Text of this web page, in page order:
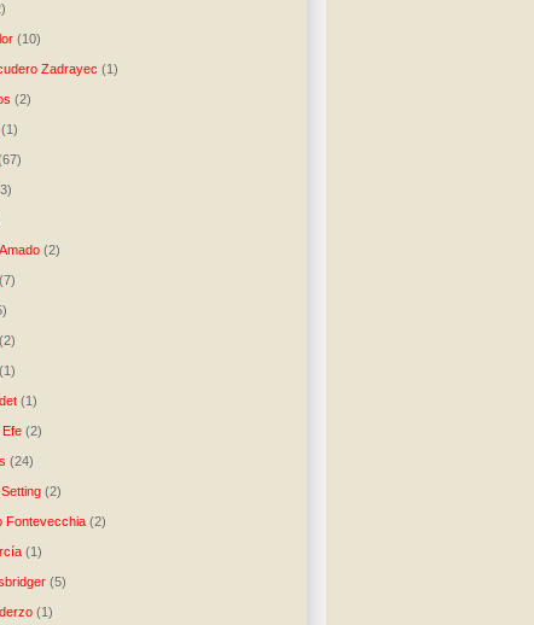
(10)
Zadrayec (1)
(2)
(1)
(2)
(7)
(2)
(1)
(1)
Efe (2)
(24)
(2)
Fontevecchia (2)
(1)
(5)
(1)